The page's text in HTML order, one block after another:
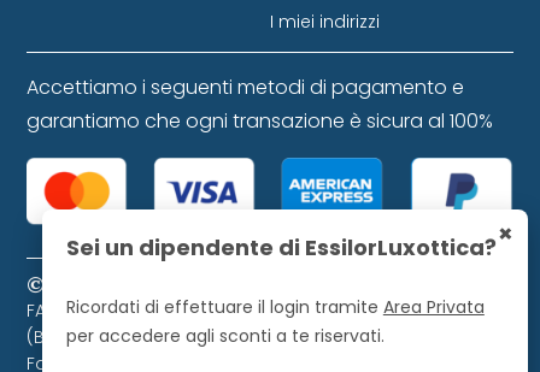
I miei indirizzi
Accettiamo i seguenti metodi di pagamento e
garantiamo che ogni transazione è sicura al 100%
© 2024 Farmacia Favretti S.r.l. P. IVA 01271120253
FARMACIA FAVRETTI S.R.L. Piazza Libertà, 9 - 32021 Agordo
(BL). Farmacista direttore iscritto all'Ordine dei
Farmacisti di Belluno, numero 728.
×
Sei un dipendente di EssilorLuxottica?
Ricordati di effettuare il login tramite Area Privata
per accedere agli sconti a te riservati.